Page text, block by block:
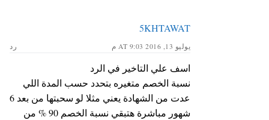
5KHTAWAT
يوليو 13, 2016 AT 9:03 م رد
اسف علي التاخير في الرد
نسبة الخصم متغيره بتحدد حسب المدة اللي
عدت من الشهادة يعني مثلا لو سحبتها من بعد 6
شهور مباشرة هتبقي نسبة الخصم 90 % من